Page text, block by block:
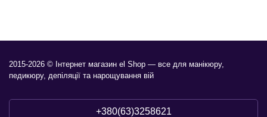
2015-2026 © Інтернет магазин el Shop — все для манікюру,
педикюру, депіляції та нарощування вій
+380(63)3258621